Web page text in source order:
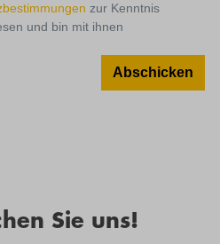
zur Kenntnis
und bin mit ihnen
Abschicken
Sie uns!